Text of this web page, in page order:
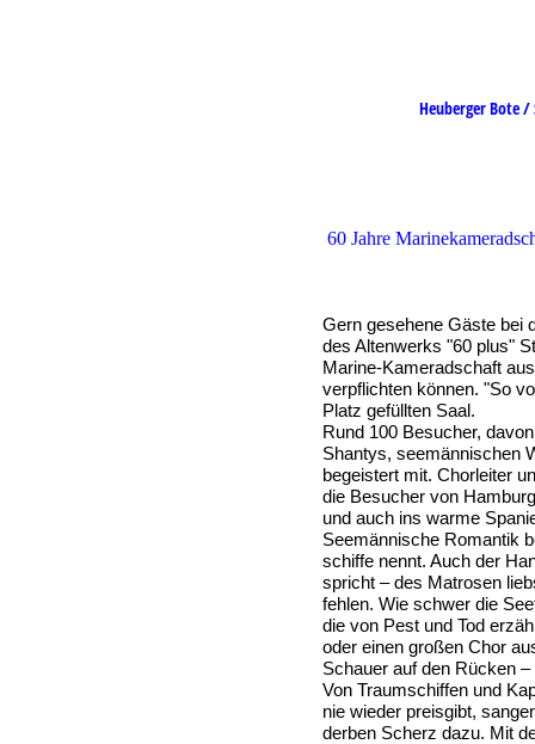
Heuberger
60 Jahre
Gern gesehene Gäste bei
des Altenwerks "60 plus"
Marine-Kameradschaft
verpflichten können. "So
Platz gefüllten Saal.
Rund 100 Besucher,
Shantys, seemännischen
begeistert mit. Chorleiter
die Besucher von
und auch ins warme
Seemännische Romantik
schiffe nennt. Auch der
spricht – des Matrosen
fehlen. Wie schwer die
die von Pest und Tod
oder einen großen Chor
Schauer auf den Rücken
Von Traumschiffen und
nie wieder preisgibt,
derben Scherz dazu. Mit